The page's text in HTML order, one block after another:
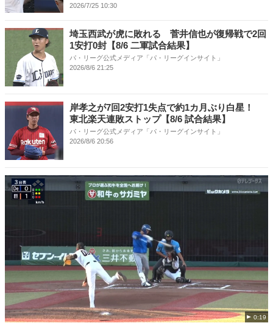
2026/7/25 10:30
埼玉西武が虎に敗れる 菅井信也が復帰戦で2回
1安打0封【8/6 二軍試合結果】
パ・リーグ公式メディア「パ・リーグインサイト」
2026/8/6 21:25
岸孝之が7回2安打1失点で約1カ月ぶり白星！
東北楽天連敗ストップ【8/6 試合結果】
パ・リーグ公式メディア「パ・リーグインサイト」
2026/8/6 20:56
0:19